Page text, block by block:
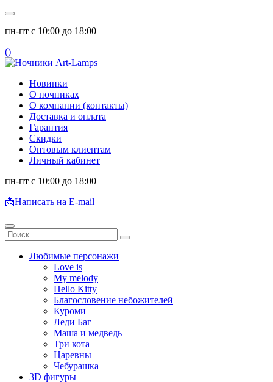
пн-пт с 10:00 до 18:00
()
Новинки
О ночниках
О компании (контакты)
Доставка и оплата
Гарантия
Скидки
Оптовым клиентам
Личный кабинет
пн-пт с 10:00 до 18:00
📩Написать на E-mail
Любимые персонажи
Love is
My melody
Hello Kitty
Благословение небожителей
Куроми
Леди Баг
Маша и медведь
Три кота
Царевны
Чебурашка
3D фигуры